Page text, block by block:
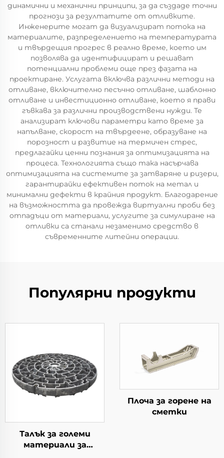
динамични и механични принципи, за да създаде точни
прогнози за резултатите от отливките.
Инженерите могат да визуализират потока на
материалите, разпределението на температурата
и твърдещия прогрес в реално време, което им
позволява да идентифицират и решават
потенциални проблеми още през фазата на
проектиране. Услугата включва различни методи на
отливане, включително песъчно отливане, шаблонно
отливане и инвестиционно отливане, което я прави
гъвкава за различни производствени нужди. Те
анализират ключови параметри като време за
напълване, скорост на твърдеене, образуване на
порозност и развитие на термичен стрес,
предлагайки ценни познания за оптимизацията на
процеса. Технологията също така насърчава
оптимизацията на системите за затваряне и ризери,
гарантирайки ефективен поток на метал и
минимални дефекти в крайния продукт. Благодарение
на възможността да провежда виртуални проби без
отпадъци от материали, услугите за симулиране на
отливки са станали незаменимо средство в
съвременните литейни операции.
Популярни продукти
Талък за големи
материали за
Плоча за горене на
сметки